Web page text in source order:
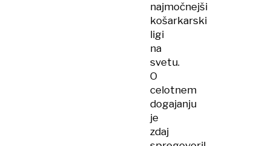
najmočnejši
košarkarski
ligi
na
svetu.
O
celotnem
dogajanju
je
zdaj